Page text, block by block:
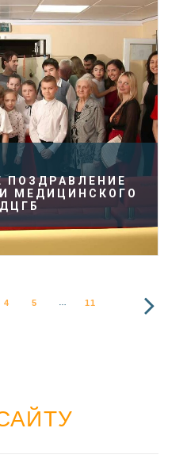
ПОЗДРАВЛЕНИЕ
МЕДИЦИНСКОГО
4 5 … 11